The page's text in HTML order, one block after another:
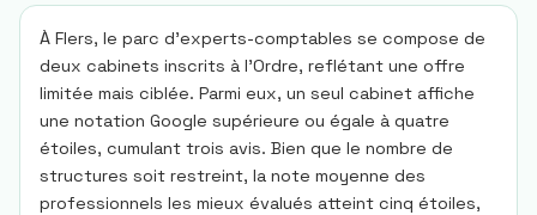
À Flers, le parc d'experts-comptables se compose de
deux cabinets inscrits à l'Ordre, reflétant une offre
limitée mais ciblée. Parmi eux, un seul cabinet affiche
une notation Google supérieure ou égale à quatre
étoiles, cumulant trois avis. Bien que le nombre de
structures soit restreint, la note moyenne des
professionnels les mieux évalués atteint cinq étoiles,